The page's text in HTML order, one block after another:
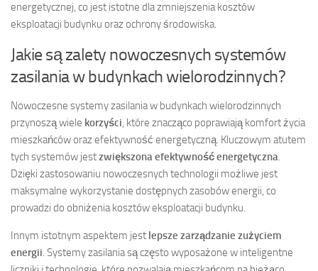
energetycznej, co jest istotne dla zmniejszenia kosztów
eksploatacji budynku oraz ochrony środowiska.
Jakie są zalety nowoczesnych systemów
zasilania w budynkach wielorodzinnych?
Nowoczesne systemy zasilania w budynkach wielorodzinnych
przynoszą wiele korzyści, które znacząco poprawiają komfort życia
mieszkańców oraz efektywność energetyczną. Kluczowym atutem
tych systemów jestzwiększona efektywność energetyczna.
Dzięki zastosowaniu nowoczesnych technologii możliwe jest
maksymalne wykorzystanie dostępnych zasobów energii, co
prowadzi do obniżenia kosztów eksploatacji budynku.
Innym istotnym aspektem jest lepsze zarządzanie zużyciem
energii. Systemy zasilania są często wyposażone w inteligentne